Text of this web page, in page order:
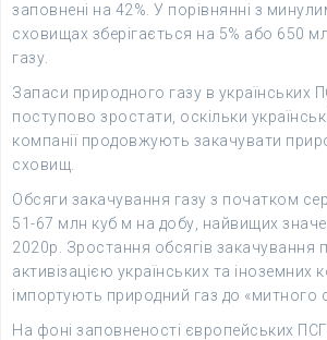
заповнені на 42%. У порівнянні з
сховищах зберігається на 5% або 650
газу.
Запаси природного газу в українських
поступово зростати, оскільки
компанії продовжують закачувати
сховищ.
Обсяги закачування газу з початком
51-67 млн куб м на добу, найвищих
2020р. Зростання обсягів закачування
активізацією українських та іноземних
імпортують природний газ до «митного
На фоні заповненості європейських